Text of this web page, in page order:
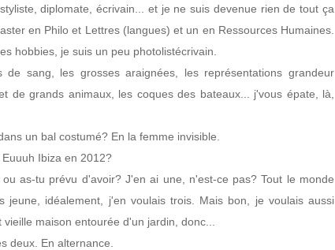
diplomate, écrivain... et je ne suis devenue rien de tout ça
en Philo et Lettres (langues) et un en Ressources Humaines.
hobbies, je suis un peu photolistécrivain.
de sang, les grosses araignées, les représentations grandeur
de grands animaux, les coques des bateaux... j'vous épate, là,
un bal costumé? En la femme invisible.
Ibiza en 2012?
as-tu prévu d'avoir? J'en ai une, n'est-ce pas? Tout le monde
jeune, idéalement, j'en voulais trois. Mais bon, je voulais aussi
maison entourée d'un jardin, donc...
deux. En alternance.